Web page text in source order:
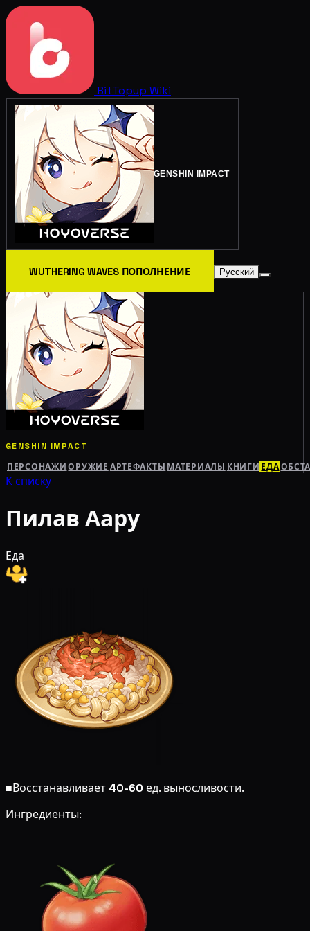
BitTopup Wiki
GENSHIN IMPACT
WUTHERING WAVES ПОПОЛНЕНИЕ Русский
GENSHIN IMPACT
ПЕРСОНАЖИ ОРУЖИЕ АРТЕФАКТЫ МАТЕРИАЛЫ КНИГИ ЕДА
К списку
Пилав Аару
Еда
■Восстанавливает 40-60 ед. выносливости.
Ингредиенты: